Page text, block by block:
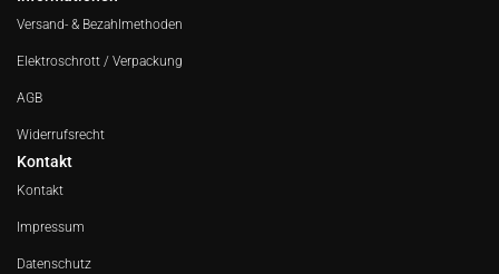
Versand- & Bezahlmethoden
Elektroschrott / Verpackung
AGB
Widerrufsrecht
Kontakt
Kontakt
Impressum
Datenschutz